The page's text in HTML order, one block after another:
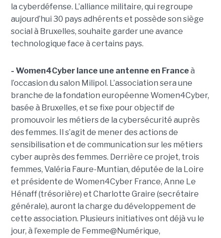
la cyberdéfense. L’alliance militaire, qui regroupe
aujourd’hui 30 pays adhérents et possède son siège
social à Bruxelles, souhaite garder une avance
technologique face à certains pays.
- Women4Cyber lance une antenne en Franceà
l’occasion du salon Milipol. L’association sera une
branche de la fondation européenne Women4Cyber,
basée à Bruxelles, et se fixe pour objectif de
promouvoir les métiers de la cybersécurité auprès
des femmes. Il s’agit de mener des actions de
sensibilisation et de communication sur les métiers
cyber auprès des femmes. Derrière ce projet, trois
femmes, Valéria Faure-Muntian, députée de la Loire
et présidente de Women4Cyber France, Anne Le
Hénaff (trésorière) et Charlotte Graire (secrétaire
générale), auront la charge du développement de
cette association. Plusieurs initiatives ont déjà vu le
jour, à l’exemple de Femme@Numérique,